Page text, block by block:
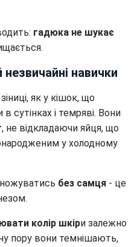
гадюка не шукає
навички
як у кішок, що
сутінках і темряві. Вони
, не відкладаючи яйця, що
у холодному
без самця - це
колір шкіри залежно
пору вони темнішають,